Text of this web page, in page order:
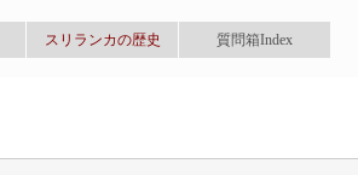
スリランカの歴史 質問箱Index